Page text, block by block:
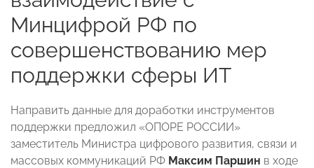
Минцифрой РФ по
совершенствованию мер
поддержки сферы ИТ
Направить данные для доработки инструментов
поддержки предложил «ОПОРЕ РОССИИ»
заместитель Министра цифрового развития, связи и
массовых коммуникаций РФ Максим Паршин в ходе